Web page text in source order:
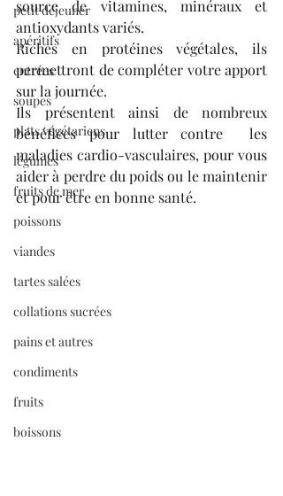
petit déjeuner
apéritifs
entrées
soupes
plats végétariens
légumes
fruits de mer
poissons
viandes
tartes salées
collations sucrées
pains et autres
condiments
fruits
boissons
source de vitamines, minéraux et
antioxydants variés.
Riches en protéines végétales, ils
permettront de compléter votre apport
sur la journée.
Ils présentent ainsi de nombreux
bénéfices pour lutter contre  les
maladies cardio-vasculaires, pour vous
aider à perdre du poids ou le maintenir
et pour être en bonne santé.